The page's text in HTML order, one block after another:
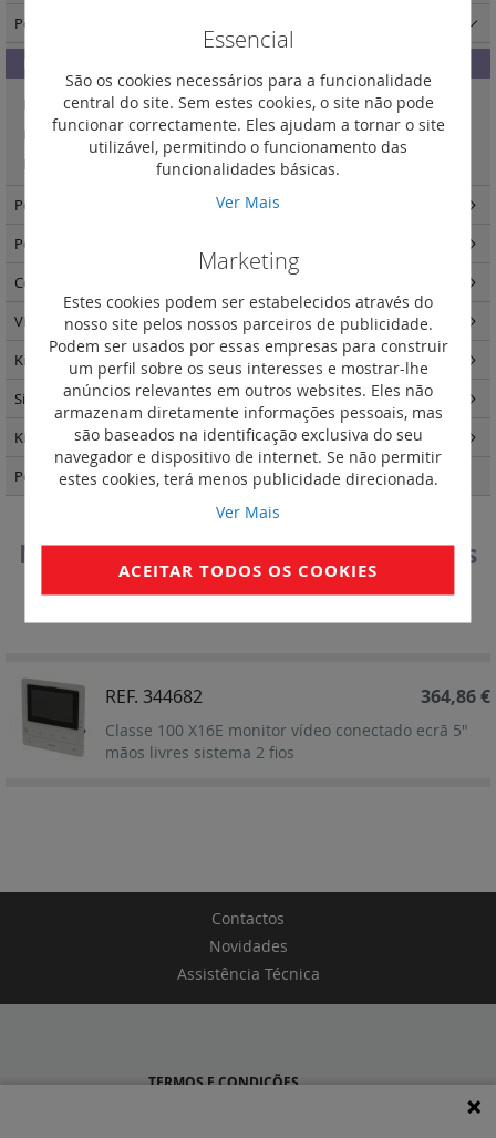
Monitor conectado X16E mãos livres
Ordenar por
Definir
REF. 344682
Classe 100 X16E monitor vídeo conectado ecrã 5"
mãos livres sistema 2 fios
364,86 €
Postos internos Novo Classe 100 vídeo
Monitor evolutivo V16E mãos livres(1)
Monitor basic V16B mãos livres(1)
Monitor com punho V16M(1)
Postos internos Novo Classe 100 áudio(2)
Postos internos Novo Classe 100 - acessórios
Componentes de sistema
Video controlo para porteiros(1)
Kits video e áudio porteiros
Sistema IP(8)
Kits videoporteiros(8)
Postos externos Linha 5000 (37)
Contactos
Novidades
Assistência Técnica
Essencial
São os cookies necessários para a funcionalidade
central do site. Sem estes cookies, o site não pode
funcionar correctamente. Eles ajudam a tornar o site
utilizável, permitindo o funcionamento das
funcionalidades básicas.
Ver Mais
Marketing
Estes cookies podem ser estabelecidos através do
nosso site pelos nossos parceiros de publicidade.
Podem ser usados por essas empresas para construir
um perfil sobre os seus interesses e mostrar-lhe
anúncios relevantes em outros websites. Eles não
armazenam diretamente informações pessoais, mas
são baseados na identificação exclusiva do seu
navegador e dispositivo de internet. Se não permitir
estes cookies, terá menos publicidade direcionada.
Ver Mais
ACEITAR TODOS OS COOKIES
TERMOS E CONDIÇÕES